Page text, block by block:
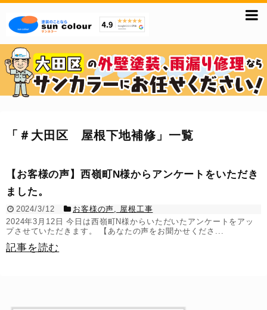
「 ＃大田区 屋根下地補修 」 一覧
【お客様の声】西嶺町N様からアンケートをいただき
ました。
2024/3/12 お客様の声, 屋根工事
2024年3月12日 今日は西嶺町N様からいただいたアンケートをアッ
プさせていただきます。 【あなたの声をお聞かせくださ...
記事を読む